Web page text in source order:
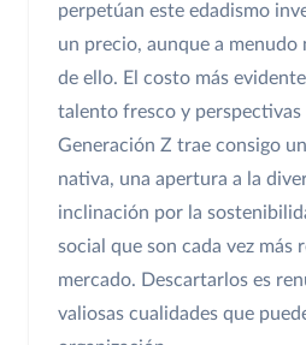
perpetúan este edadismo
un precio, aunque a menudo
de ello. El costo más
talento fresco y perspectivas
Generación Z trae consigo
nativa, una apertura a la
inclinación por la
social que son cada vez más
mercado. Descartarlos es
valiosas cualidades que